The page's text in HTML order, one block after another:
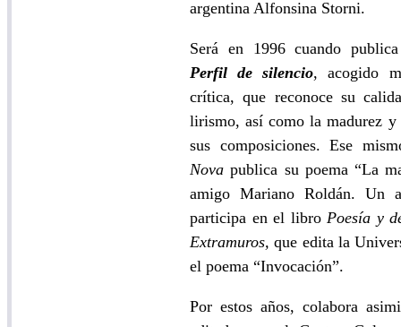
argentina Alfonsina Storni.
Será en 1996 cuando
Perfil de silencio, acogido
crítica, que reconoce su
lirismo, así como la madurez
sus composiciones. Ese
Nova publica su poema “La
amigo Mariano Roldán. Un
participa en el libro Poesía y
Extramuros, que edita la
el poema “Invocación”.
Por estos años, colabora